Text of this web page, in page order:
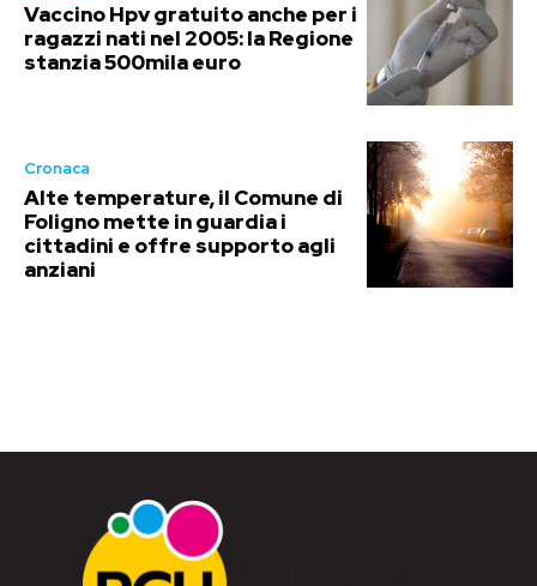
Vaccino Hpv gratuito anche per i
ragazzi nati nel 2005: la Regione
stanzia 500mila euro
Cronaca
Alte temperature, il Comune di
Foligno mette in guardia i
cittadini e offre supporto agli
anziani